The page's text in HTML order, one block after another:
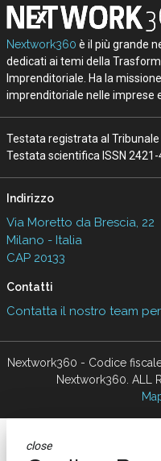
Nextwork360 è il più grande
dedicati ai temi della
Imprenditoriale. Ha la
imprenditoriale nelle imprese
Testata registrata al
Testata scientifica ISSN
Indirizzo
Via Moretto da Brescia, 22
Milano - Italia
CAP 20133
Contatti
Contatta il nostro team
Nextwork360 - Codice
Nextwork360. ALL
close